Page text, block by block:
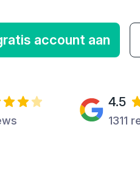
account aan
4.5
1311